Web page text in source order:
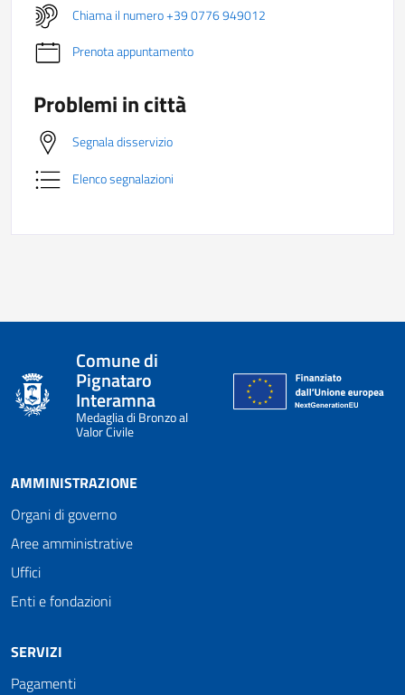
Chiama il numero +39 0776 949012
Prenota appuntamento
Problemi in città
Segnala disservizio
Elenco segnalazioni
Comune di
Pignataro
Interamna
Medaglia di Bronzo al
Valor Civile
AMMINISTRAZIONE
Organi di governo
Aree amministrative
Uffici
Enti e fondazioni
SERVIZI
Pagamenti